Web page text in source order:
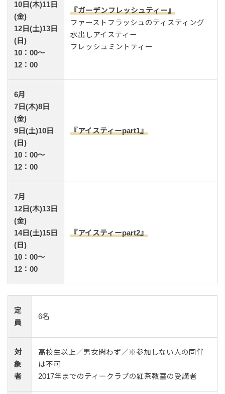
10日(木)11日
(金)
12日(土)13日
(日)
10：00～
12：00
『ガーデンフレッシュティー』
ファーストフラッシュのティスティング
水出しアイスティー
フレッシュミントティー
6月
7日(木)8日
(金)
9日(土)10日
(日)
10：00～
12：00
『アイスティーpart1』
7月
12日(木)13日
(金)
14日(土)15日
(日)
10：00～
12：00
『アイスティーpart2』
定
員
6名
対
象
者
高校生以上／男女問わず／※参加しない人の同伴
は不可
2017年までのティークラブの紅茶教室の受講者